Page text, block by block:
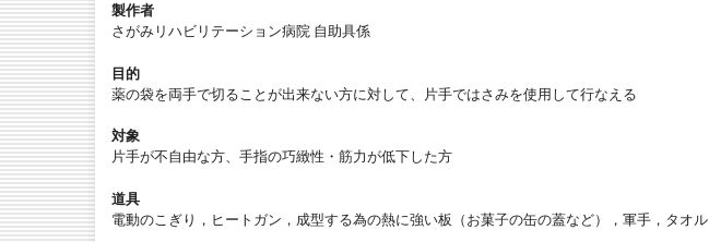
製作者
さがみリハビリテーション病院 自助具係
目的
薬の袋を両手で切ることが出来ない方に対して、片手ではさみを使用して行なえる
対象
片手が不自由な方、手指の巧緻性・筋力が低下した方
道具
電動のこぎり，ヒートガン，成型する為の熱に強い板（お菓子の缶の蓋など），軍手，タオル